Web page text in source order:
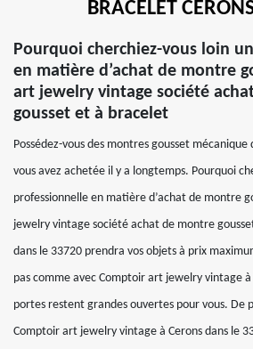
BRACELET
Pourquoi cherchiez-vous loin
en matière d’achat de montre
art jewelry vintage société
gousset et à bracelet
Possédez-vous des montres gousset
vous avez achetée il y a longtemps. Pourquoi
professionnelle en matière d’achat de montre
jewelry vintage société achat de montre
dans le 33720 prendra vos objets à prix
pas comme avec Comptoir art jewelry vintage à
portes restent grandes ouvertes pour vous. De
Comptoir art jewelry vintage à Cerons dans le